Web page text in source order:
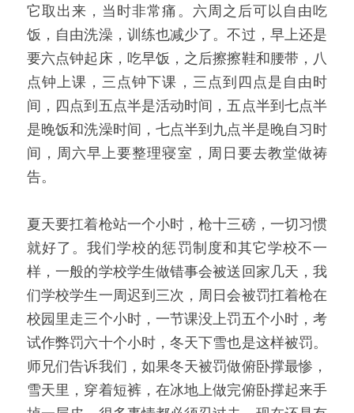
它取出来，当时非常痛。六周之后可以自由吃
饭，自由洗澡，训练也减少了。不过，早上还是
要六点钟起床，吃早饭，之后擦擦鞋和腰带，八
点钟上课，三点钟下课，三点到四点是自由时
间，四点到五点半是活动时间，五点半到七点半
是晚饭和洗澡时间，七点半到九点半是晚自习时
间，周六早上要整理寝室，周日要去教堂做祷
告。
夏天要扛着枪站一个小时，枪十三磅，一切习惯
就好了。我们学校的惩罚制度和其它学校不一
样，一般的学校学生做错事会被送回家几天，我
们学校学生一周迟到三次，周日会被罚扛着枪在
校园里走三个小时，一节课没上罚五个小时，考
试作弊罚六十个小时，冬天下雪也是这样被罚。
师兄们告诉我们，如果冬天被罚做俯卧撑最惨，
雪天里，穿着短裤，在冰地上做完俯卧撑起来手